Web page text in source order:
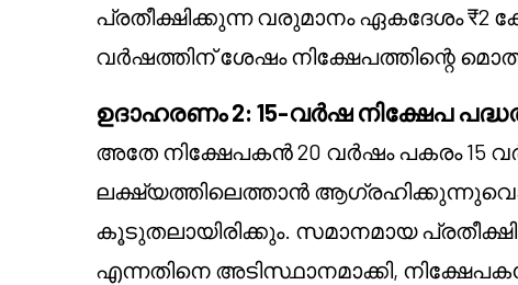
പ്രതീക്ഷിക്കുന്ന വരുമാനം ഏകദേശം ₹2
വർഷത്തിന് ശേഷം നിക്ഷേപത്തിന്റെ
ഉദാഹരണം 2: 15-വർഷ നിക്ഷേപ
അതേ നിക്ഷേപകൻ 20 വർഷം പകരം 15
ലക്ഷ്യത്തിലെത്താൻ
കൂടുതലായിരിക്കും. സമാനമായ
എന്നതിനെ അടിസ്ഥാനമാക്കി,